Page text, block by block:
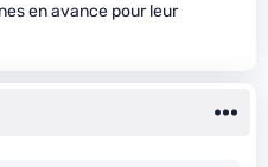
en avance pour leur